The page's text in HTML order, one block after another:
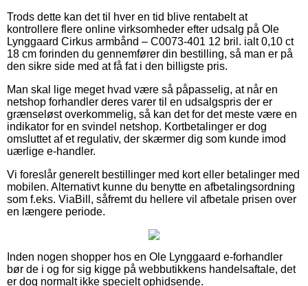
Trods dette kan det til hver en tid blive rentabelt at
kontrollere flere online virksomheder efter udsalg på Ole
Lynggaard Cirkus armbånd – C0073-401 12 bril. ialt 0,10 ct
18 cm forinden du gennemfører din bestilling, så man er på
den sikre side med at få fat i den billigste pris.
Man skal lige meget hvad være så påpasselig, at når en
netshop forhandler deres varer til en udsalgspris der er
grænseløst overkommelig, så kan det for det meste være en
indikator for en svindel netshop. Kortbetalinger er dog
omsluttet af et regulativ, der skærmer dig som kunde imod
uærlige e-handler.
Vi foreslår generelt bestillinger med kort eller betalinger med
mobilen. Alternativt kunne du benytte en afbetalingsordning
som f.eks. ViaBill, såfremt du hellere vil afbetale prisen over
en længere periode.
Inden nogen shopper hos en Ole Lynggaard e-forhandler
bør de i og for sig kigge på webbutikkens handelsaftale, det
er dog normalt ikke specielt ophidsende.